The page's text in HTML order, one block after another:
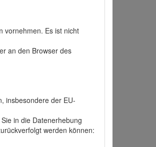
vornehmen. Es ist nicht
an den Browser des
insbesondere der EU-
in die Datenerhebung
werden können: